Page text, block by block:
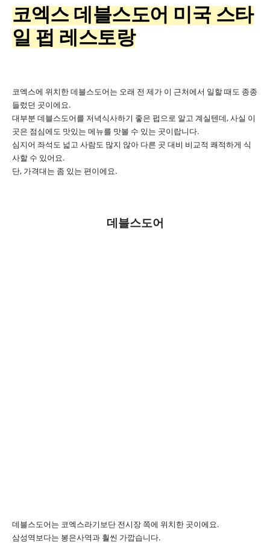
코엑스 데블스도어 미국 스타
일 펍 레스토랑
코엑스에 위치한 데블스도어는 오래 전 제가 이 근처에서 일할 때도 종종
들렀던 곳이에요.
대부분 데블스도어를 저녁식사하기 좋은 펍으로 알고 계실텐데, 사실 이
곳은 점심에도 맛있는 메뉴를 맛볼 수 있는 곳이랍니다.
심지어 좌석도 넓고 사람도 많지 않아 다른 곳 대비 비교적 쾌적하게 식
사할 수 있어요.
단, 가격대는 좀 있는 편이에요.
데블스도어
데블스도어는 코엑스라기보단 전시장 쪽에 위치한 곳이에요.
삼성역보다는 봉은사역과 훨씬 가깝습니다.